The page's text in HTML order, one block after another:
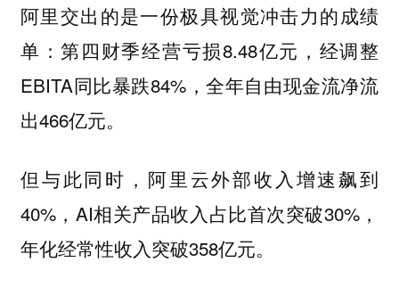
阿里交出的是一份极具视觉冲击力的成绩
单：第四财季经营亏损8.48亿元，经调整
EBITA同比暴跌84%，全年自由现金流净流
出466亿元。
但与此同时，阿里云外部收入增速飙到
40%，AI相关产品收入占比首次突破30%，
年化经常性收入突破358亿元。